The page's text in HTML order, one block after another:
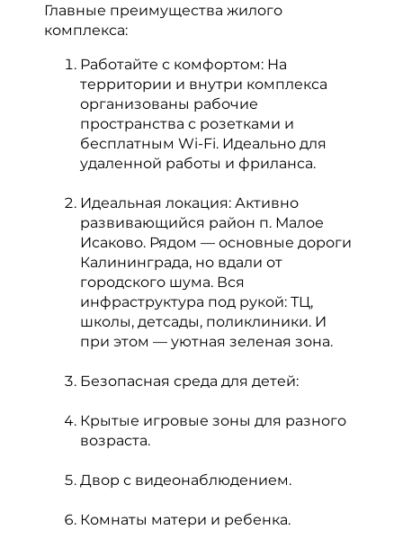
Главные преимущества жилого
комплекса:
Работайте с комфортом: На
территории и внутри комплекса
организованы рабочие
пространства с розетками и
бесплатным Wi-Fi. Идеально для
удаленной работы и фриланса.
Идеальная локация: Активно
развивающийся район п. Малое
Исаково. Рядом — основные дороги
Калининграда, но вдали от
городского шума. Вся
инфраструктура под рукой: ТЦ,
школы, детсады, поликлиники. И
при этом — уютная зеленая зона.
Безопасная среда для детей:
Крытые игровые зоны для разного
возраста.
Двор с видеонаблюдением.
Комнаты матери и ребенка.